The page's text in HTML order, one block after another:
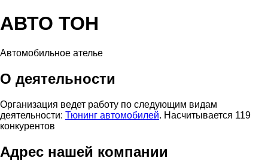
АВТО ТОН
Автомобильное ателье
О деятельности
Организация ведет работу по следующим видам
деятельности: Тюнинг автомобилей. Насчитывается 119
конкурентов
Адрес нашей компании